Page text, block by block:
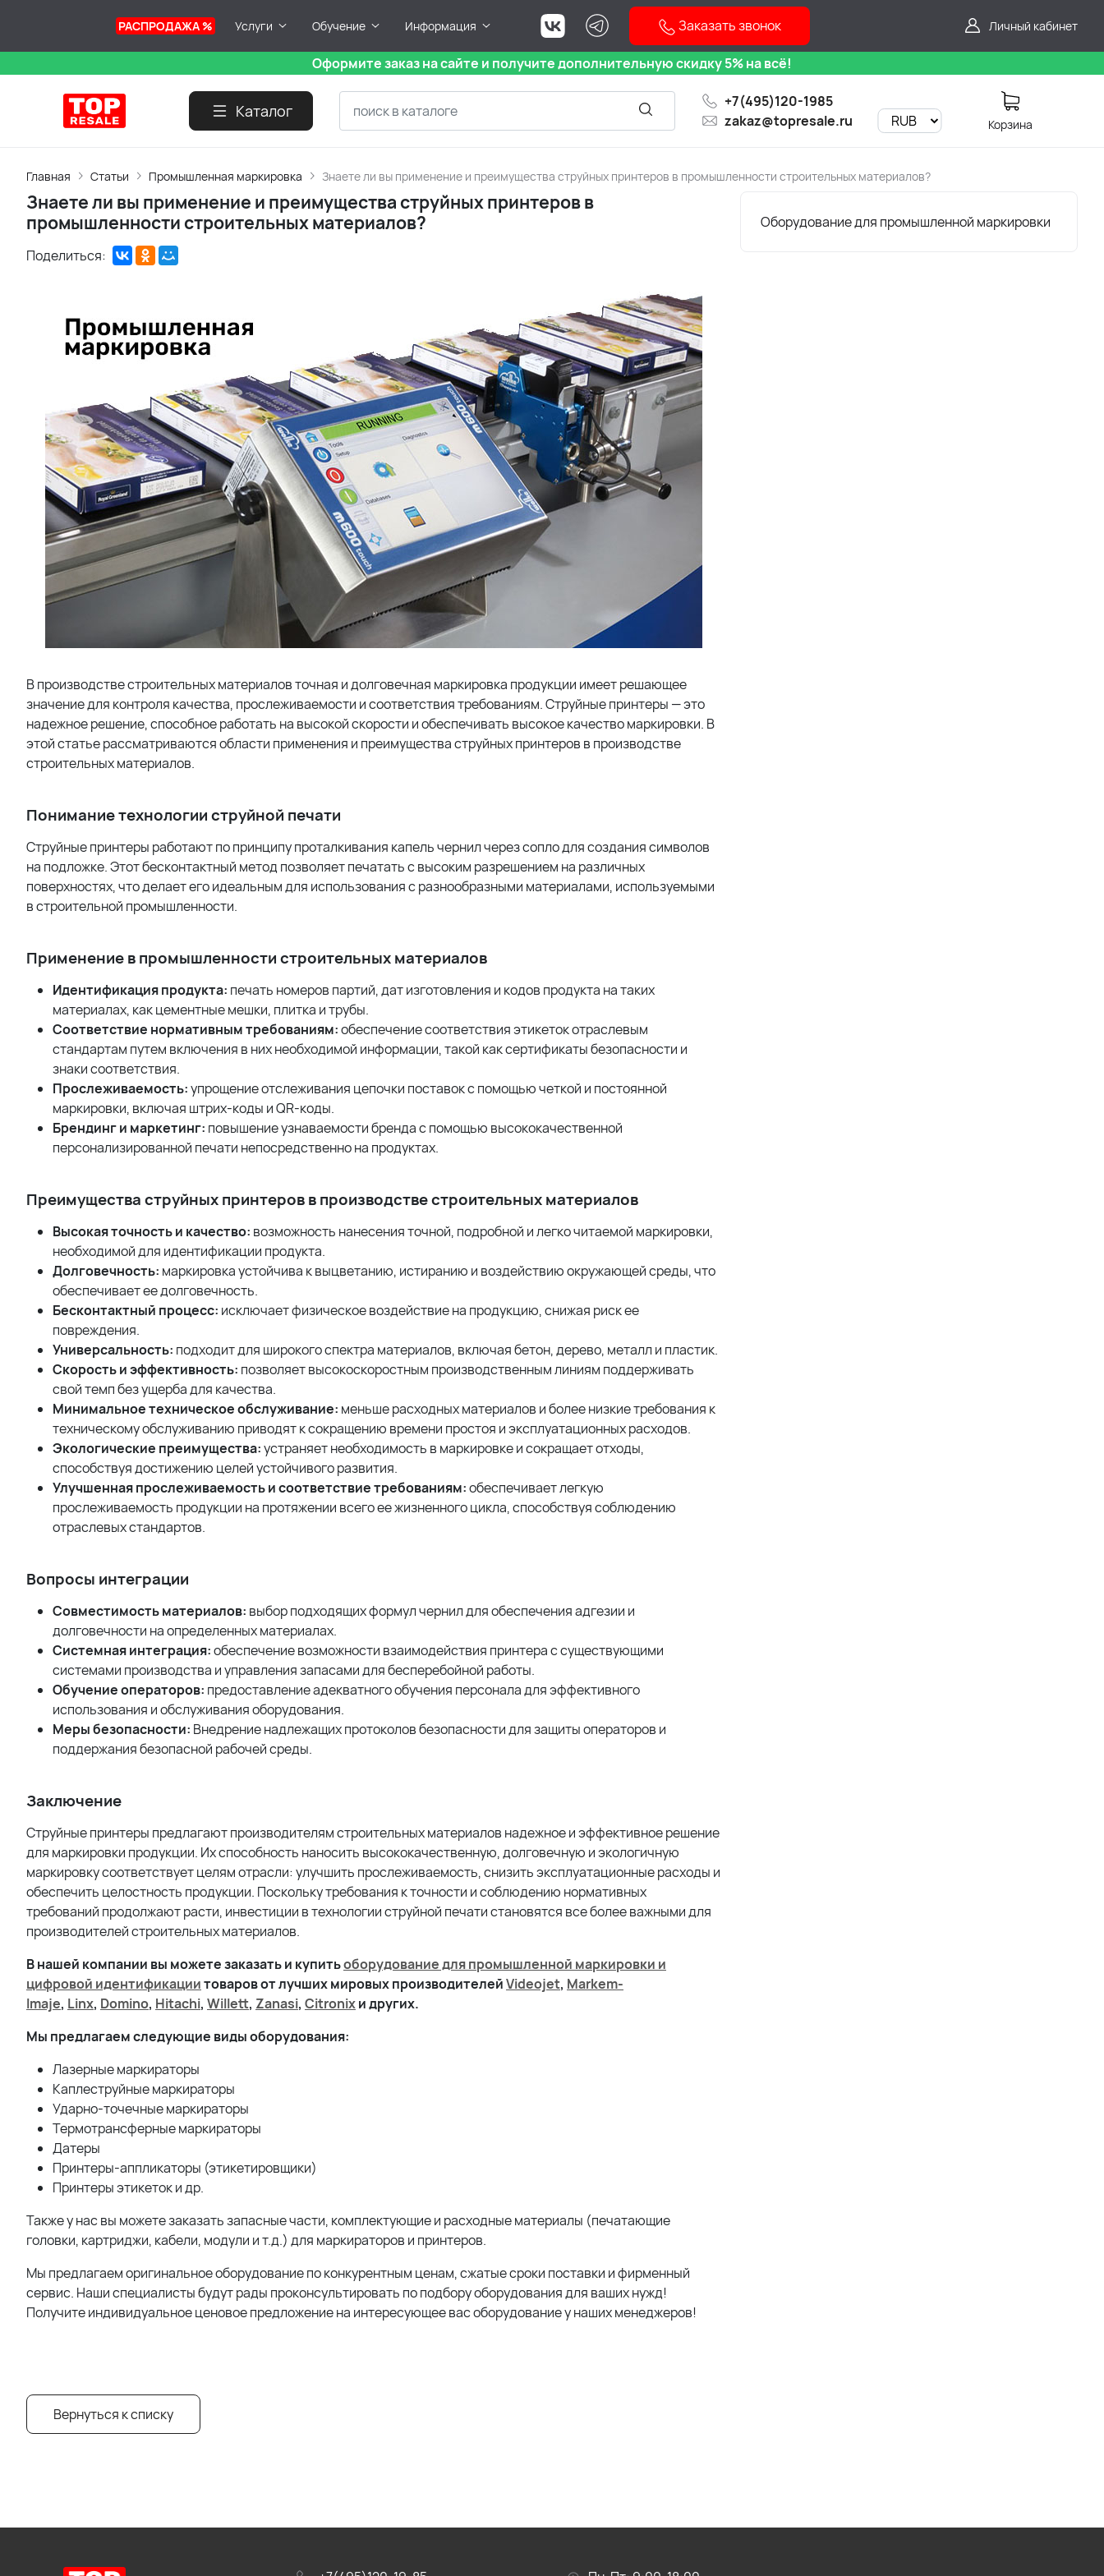
РАСПРОДАЖА % Услуги Обучение Информация Заказать звонок Личный кабинет
Оформите заказ на сайте и получите дополнительную скидку 5% на всё!
Каталог
+7(495)120-1985
zakaz@topresale.ru
Корзина
Главная Статьи Промышленная маркировка Знаете ли вы применение и преимущества струйных принтеров в промышленности строительных материалов?
Знаете ли вы применение и преимущества струйных принтеров в
промышленности строительных материалов?
Поделиться:
В производстве строительных материалов точная и долговечная маркировка продукции имеет решающее
значение для контроля качества, прослеживаемости и соответствия требованиям. Струйные принтеры — это
надежное решение, способное работать на высокой скорости и обеспечивать высокое качество маркировки. В
этой статье рассматриваются области применения и преимущества струйных принтеров в производстве
строительных материалов.
Понимание технологии струйной печати
Струйные принтеры работают по принципу проталкивания капель чернил через сопло для создания символов
на подложке. Этот бесконтактный метод позволяет печатать с высоким разрешением на различных
поверхностях, что делает его идеальным для использования с разнообразными материалами, используемыми
в строительной промышленности.
Применение в промышленности строительных материалов
Идентификация продукта: печать номеров партий, дат изготовления и кодов продукта на таких
материалах, как цементные мешки, плитка и трубы.
Соответствие нормативным требованиям:обеспечение соответствия этикеток отраслевым
стандартам путем включения в них необходимой информации, такой как сертификаты безопасности и
знаки соответствия.
Прослеживаемость:упрощение отслеживания цепочки поставок с помощью четкой и постоянной
маркировки, включая штрих-коды и QR-коды.
Брендинг и маркетинг: повышение узнаваемости бренда с помощью высококачественной
персонализированной печати непосредственно на продуктах.
Преимущества струйных принтеров в производстве строительных материалов
Высокая точность и качество: возможность нанесения точной, подробной и легко читаемой маркировки,
необходимой для идентификации продукта.
Долговечность: маркировка устойчива к выцветанию, истиранию и воздействию окружающей среды, что
обеспечивает ее долговечность.
Бесконтактный процесс: исключает физическое воздействие на продукцию, снижая риск ее
повреждения.
Универсальность: подходит для широкого спектра материалов, включая бетон, дерево, металл и пластик.
Скорость и эффективность: позволяет высокоскоростным производственным линиям поддерживать
свой темп без ущерба для качества.
Минимальное техническое обслуживание: меньше расходных материалов и более низкие требования к
техническому обслуживанию приводят к сокращению времени простоя и эксплуатационных расходов.
Экологические преимущества:устраняет необходимость в маркировке и сокращает отходы,
способствуя достижению целей устойчивого развития.
Улучшенная прослеживаемость и соответствие требованиям:обеспечивает легкую
прослеживаемость продукции на протяжении всего ее жизненного цикла, способствуя соблюдению
отраслевых стандартов.
Вопросы интеграции
Совместимость материалов: выбор подходящих формул чернил для обеспечения адгезии и
долговечности на определенных материалах.
Системная интеграция:обеспечение возможности взаимодействия принтера с существующими
системами производства и управления запасами для бесперебойной работы.
Обучение операторов: предоставление адекватного обучения персонала для эффективного
использования и обслуживания оборудования.
Меры безопасности: Внедрение надлежащих протоколов безопасности для защиты операторов и
поддержания безопасной рабочей среды.
Заключение
Струйные принтеры предлагают производителям строительных материалов надежное и эффективное решение
для маркировки продукции. Их способность наносить высококачественную, долговечную и экологичную
маркировку соответствует целям отрасли: улучшить прослеживаемость, снизить эксплуатационные расходы и
обеспечить целостность продукции. Поскольку требования к точности и соблюдению нормативных
требований продолжают расти, инвестиции в технологии струйной печати становятся все более важными для
производителей строительных материалов.
В нашей компании вы можете заказать и купитьоборудование для промышленной маркировки и
цифровой идентификациитоваров от лучших мировых производителейVideojet, Markem-
Imaje, Linx, Domino, Hitachi, Willett, Zanasi, Citronixи других.
Мы предлагаем следующие виды оборудования:
Лазерные маркираторы
Каплеструйные маркираторы
Ударно-точечные маркираторы
Термотрансферные маркираторы
Датеры
Принтеры-аппликаторы (этикетировщики)
Принтеры этикеток и др.
Также у нас вы можете заказать запасные части, комплектующие и расходные материалы (печатающие
головки, картриджи, кабели, модули и т.д.) для маркираторов и принтеров.
Мы предлагаем оригинальное оборудование по конкурентным ценам, сжатые сроки поставки и фирменный
сервис. Наши специалисты будут рады проконсультировать по подбору оборудования для ваших нужд!
Получите индивидуальное ценовое предложение на интересующее вас оборудование у наших менеджеров!
Вернуться к списку
Оборудование для промышленной маркировки